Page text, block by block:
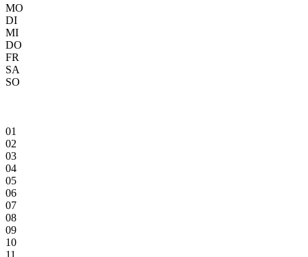
MO
DI
MI
DO
FR
SA
SO
01
02
03
04
05
06
07
08
09
10